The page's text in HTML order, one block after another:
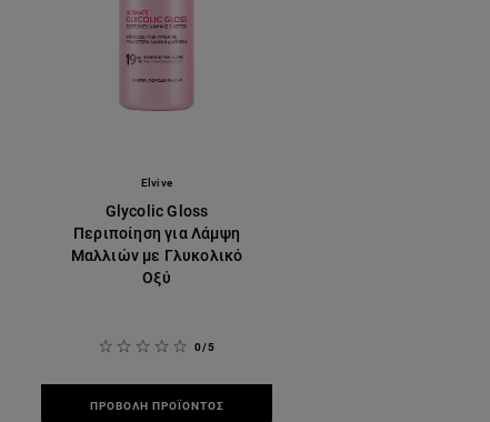
Elvive
Glycolic Gloss
Περιποίηση για Λάμψη
Μαλλιών με Γλυκολικό
Οξύ
0/5
ΠΡΟΒΟΛΉ ΠΡΟΪΌΝΤΟΣ